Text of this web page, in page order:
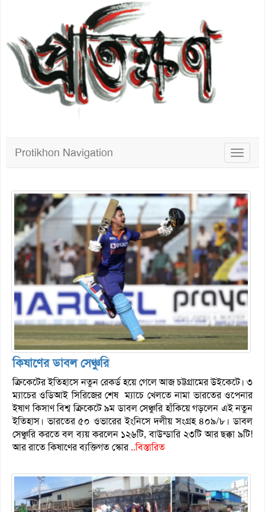
Toggle
Protikhon Navigation
কিষাণের ডাবল সেঞ্চুরি
ক্রিকেটের ইতিহাসে নতুন রেকর্ড হয়ে গেলে আজ চট্টগ্রামের উইকেটে। ৩
ম্যাচের ওডিআই সিরিজের শেষ ম্যাচে খেলতে নামা ভারতের ওপেনার
ইষাণ কিসাণ বিশ্ব ক্রিকেটে ৯ম ডাবল সেঞ্চুরি হাঁকিয়ে গড়লেন এই নতুন
ইতিহাস। ভারতের ৫০ ওভারের ইংনিসে দলীয় সংগ্রহ ৪০৯/৮। ডাবল
সেঞ্চুরি করতে বল ব্যয় করলেন ১২৬টি, বাউন্ডারি ২৩টি আর ছক্কা ৯টি!
আর রাতে কিষাণের ব্যক্তিগত স্কোর..বিস্তারিত